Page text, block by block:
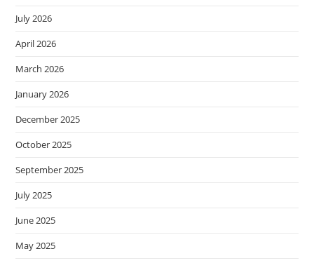
July 2026
April 2026
March 2026
January 2026
December 2025
October 2025
September 2025
July 2025
June 2025
May 2025